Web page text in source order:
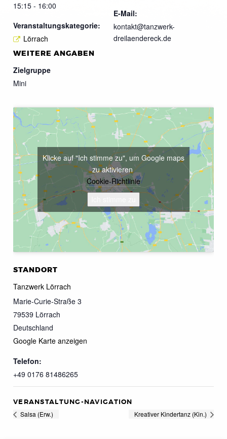
15:15 - 16:00
Veranstaltungskategorie:
Lörrach
E-Mail:
kontakt@tanzwerk-
dreilaendereck.de
WEITERE ANGABEN
Zielgruppe
Mini
STANDORT
Tanzwerk Lörrach
Marie-Curie-Straße 3
79539 Lörrach
Deutschland
Google Karte anzeigen
Telefon:
+49 0176 81486265
Klicke auf "Ich stimme zu", um Google maps
zu aktivieren
Cookie-Richtlinie
VERANSTALTUNG-NAVIGATION
Salsa (Erw.) Kreativer Kindertanz (Kin.)